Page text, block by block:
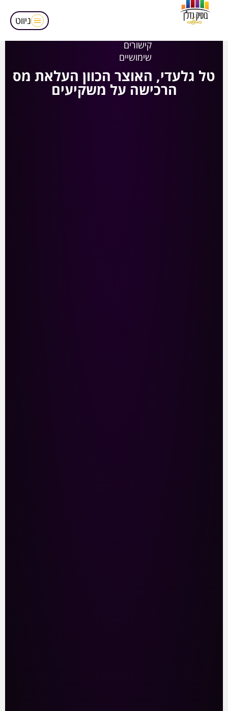
קישורים
שימושיים
ניווט
טל גלעדי, האוצר הכוון העלאת מס
הרכישה על משקיעים